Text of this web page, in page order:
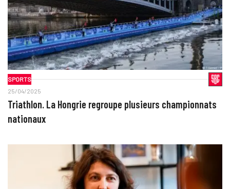
SPORTS
25/04/2025
Triathlon. La Hongrie regroupe plusieurs championnats
nationaux